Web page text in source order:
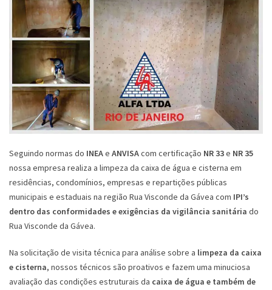
Seguindo normas do INEAe ANVISAcom certificação NR 33e NR 35
nossa empresa realiza a limpeza da caixa de água e cisterna em
residências, condomínios, empresas e repartições públicas
municipais e estaduais na região Rua Visconde da Gávea com IPI’s
dentro das conformidades e exigências da vigilância sanitária do
Rua Visconde da Gávea.
Na solicitação de visita técnica para análise sobre a limpeza da caixa
e cisterna, nossos técnicos são proativos e fazem uma minuciosa
avaliação das condições estruturais da caixa de água e também de